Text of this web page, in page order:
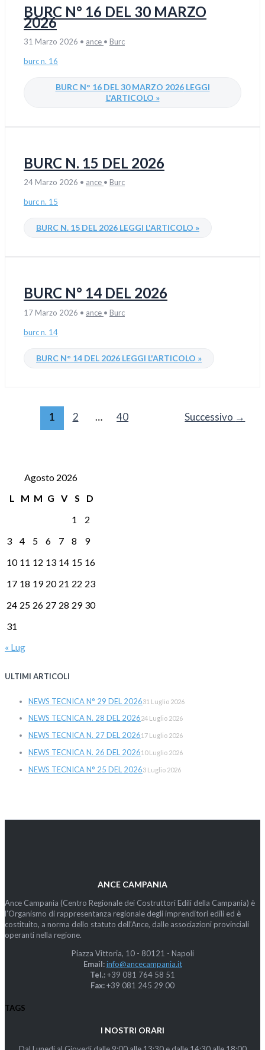
BURC N° 16 DEL 30 MARZO
2026
31 Marzo 2026 • ance • Burc
burc n. 16
BURC N° 16 DEL 30 MARZO 2026LEGGI
L'ARTICOLO »
BURC N. 15 DEL 2026
24 Marzo 2026 • ance • Burc
burc n. 15
BURC N. 15 DEL 2026 LEGGI L'ARTICOLO »
BURC N° 14 DEL 2026
17 Marzo 2026 • ance • Burc
burc n. 14
BURC N° 14 DEL 2026 LEGGI L'ARTICOLO »
1 2 … 40 Successivo →
Agosto 2026
L
M M G V S
D
1
2
3
4 5 6 7 8
9
10 11 12 13 14 15 16
17 18 19 20 21 22 23
24 25 26 27 28 29 30
31
« Lug
ULTIMI ARTICOLI
NEWS TECNICA N° 29 DEL 202631 Luglio 2026
NEWS TECNICA N. 28 DEL 202624 Luglio 2026
NEWS TECNICA N. 27 DEL 202617 Luglio 2026
NEWS TECNICA N. 26 DEL 202610 Luglio 2026
NEWS TECNICA N° 25 DEL 20263 Luglio 2026
ANCE CAMPANIA
Ance Campania (Centro Regionale dei Costruttori Edili della Campania) è
l’Organismo di rappresentanza regionale degli imprenditori edili ed è
costituito, a norma dello statuto dell’Ance, dalle associazioni provinciali
operanti nella regione.
Piazza Vittoria, 10 - 80121 - Napoli
Email:info@ancecampania.it
Tel.:+39 081 764 58 51
Fax:+39 081 245 29 00
TAGS
I NOSTRI ORARI